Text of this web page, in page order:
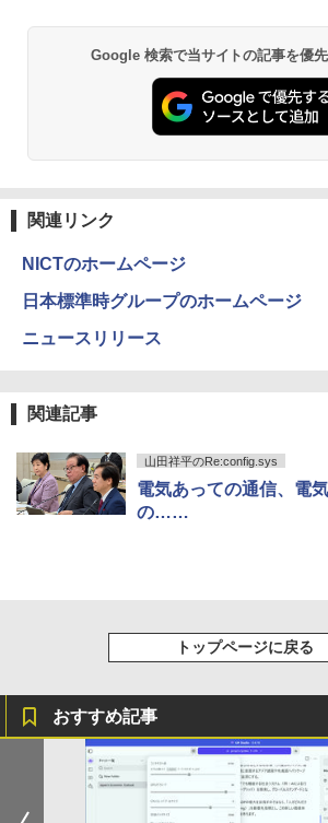
Google 検索で当サイトの記事を優
関連リンク
NICTのホームページ
日本標準時グループのホームページ
ニュースリリース
関連記事
山田祥平のRe:config.sys
電気あっての通信、電
の……
トップページに戻る
おすすめ記事